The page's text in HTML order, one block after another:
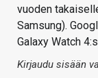
vuoden
Samsung).
Galaxy Watch
Kirjaudu sisään